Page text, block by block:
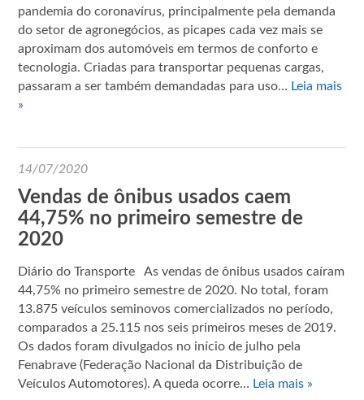
pandemia do coronavírus, principalmente pela demanda
do setor de agronegócios, as picapes cada vez mais se
aproximam dos automóveis em termos de conforto e
tecnologia. Criadas para transportar pequenas cargas,
passaram a ser também demandadas para uso… Leia mais
»
14/07/2020
Vendas de ônibus usados caem
44,75% no primeiro semestre de
2020
Diário do Transporte As vendas de ônibus usados caíram
44,75% no primeiro semestre de 2020. No total, foram
13.875 veículos seminovos comercializados no período,
comparados a 25.115 nos seis primeiros meses de 2019.
Os dados foram divulgados no início de julho pela
Fenabrave (Federação Nacional da Distribuição de
Veículos Automotores). A queda ocorre… Leia mais »